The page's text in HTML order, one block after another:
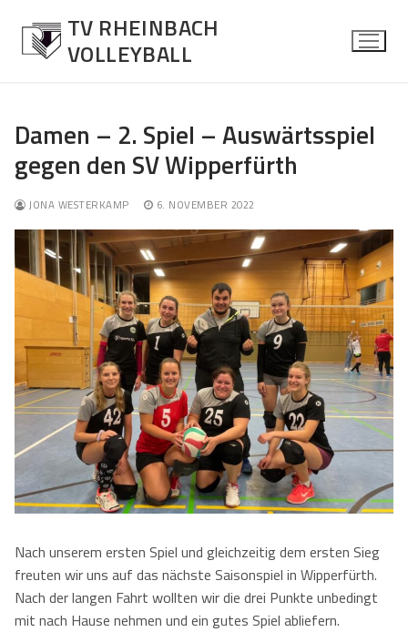
Inhalt
springen
TV RHEINBACH
VOLLEYBALL
News
Allgemein
Spielberichte
Herren
Über die Mannschaft
Kontaktformular
Damen
Über die Mannschaft
Kontaktformular
Mixed
Über die Mannschaft
Kontaktformular
Jugend
Über die Mannschaft
Kontaktformular
Senioren Mixed
Über die Mannschaft
Kontaktformular
Fotos
Herren
Damen
Kontakt
Kontaktformular
Impressum
Datenschutzerklärung
Jobs
Damen – 2. Spiel – Auswärtsspiel
gegen den SV Wipperfürth
JONA WESTERKAMP 6. NOVEMBER 2022
Nach unserem ersten Spiel und gleichzeitig dem ersten Sieg
freuten wir uns auf das nächste Saisonspiel in Wipperfürth.
Nach der langen Fahrt wollten wir die drei Punkte unbedingt
mit nach Hause nehmen und ein gutes Spiel abliefern.